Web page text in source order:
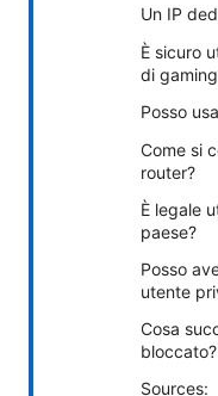
Un IP
È sicuro
di
Posso
Come si
router?
È legale
paese?
Posso
utente
Cosa
bloccato?
Sources: